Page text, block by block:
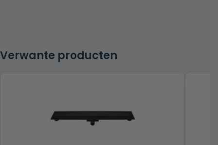
Verwante producten